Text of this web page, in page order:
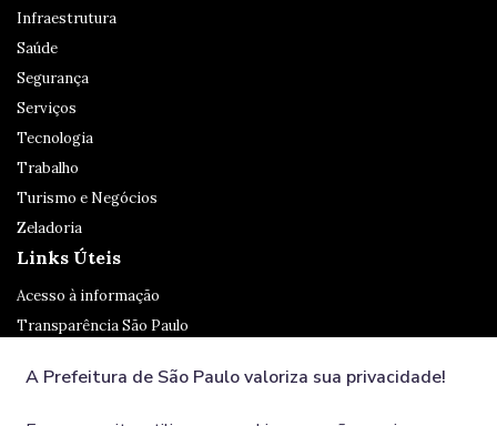
Infraestrutura
Saúde
Segurança
Serviços
Tecnologia
Trabalho
Turismo e Negócios
Zeladoria
Links Úteis
Acesso à informação
Transparência São Paulo
Ouvidoria
A Prefeitura de São Paulo valoriza sua privacidade!